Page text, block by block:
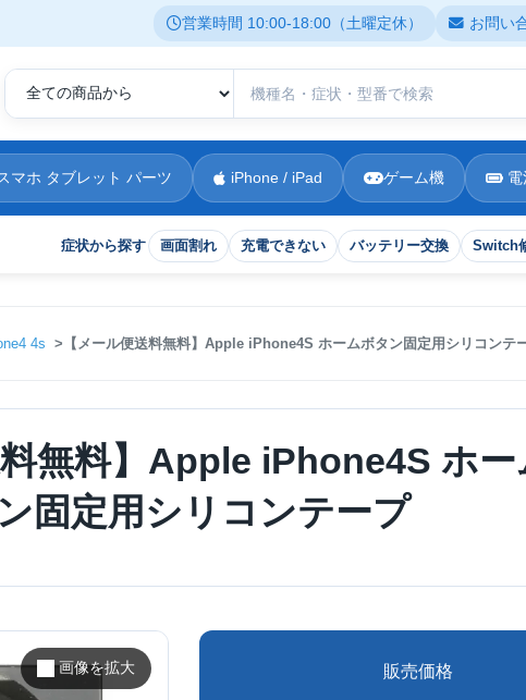
営業時間 10:00-18:00（土曜定休） お問い
症状から探す 画面割れ 充電できない バッテリー交換 Switch
マホ タブレット パーツ iPhone / iPad ゲーム機
4s 【メール便送料無料】Apple iPhone4S ホームボタン固定用シリコンテ
料無料】Apple iPhone4S ホ
固定用シリコンテープ
画像を拡大 販売価格